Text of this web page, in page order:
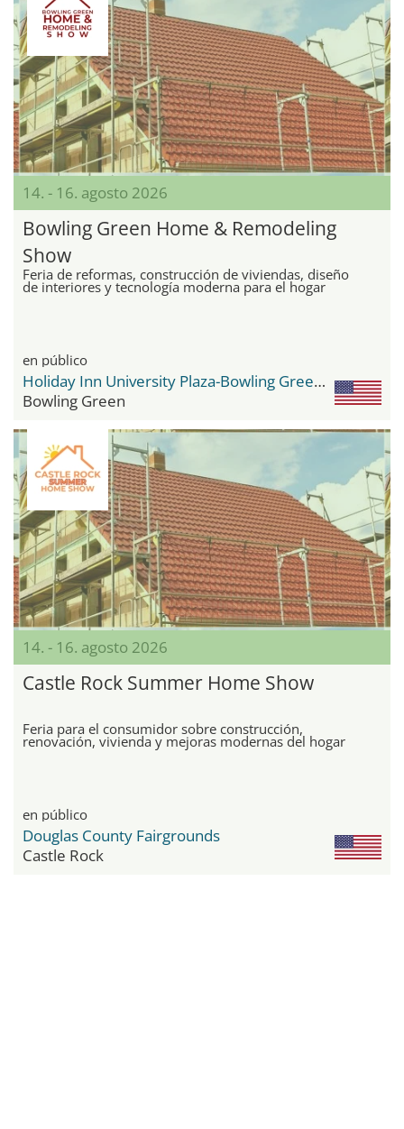
14. - 16. agosto 2026
Bowling Green Home & Remodeling
Show
Feria de reformas, construcción de viviendas, diseño
de interiores y tecnología moderna para el hogar
en público
Holiday Inn University Plaza-Bowling Green by IHG
Bowling Green
14. - 16. agosto 2026
Castle Rock Summer Home Show
Feria para el consumidor sobre construcción,
renovación, vivienda y mejoras modernas del hogar
en público
Douglas County Fairgrounds
Castle Rock